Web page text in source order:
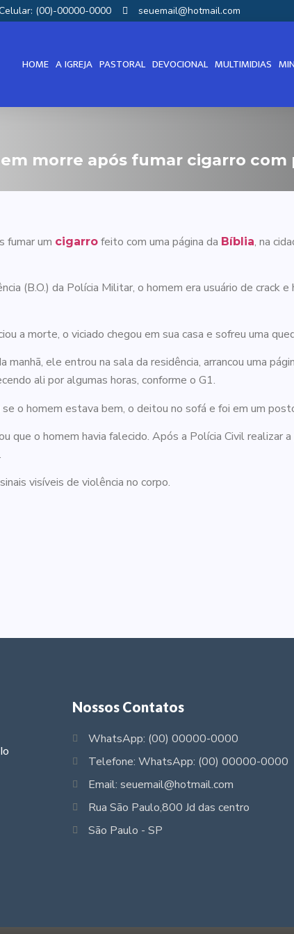
(00)-00000-0000 seuemail@hotmail.com
HOME A IGREJA PASTORAL DEVOCIONAL MULTIMIDIAS
morre após fumar cigarro com
fumar um cigarro feito com uma página da Bíblia, na
(B.O.) da Polícia Militar, o homem era usuário de crack
a morte, o viciado chegou em sua casa e sofreu uma
manhã, ele entrou na sala da residência, arrancou uma
ali por algumas horas, conforme o G1.
o homem estava bem, o deitou no sofá e foi em um
que o homem havia falecido. Após a Polícia Civil
visíveis de violência no corpo.
Nossos Contatos
WhatsApp: (00) 00000-0000
Telefone: WhatsApp: (00) 00000-0000
Email: seuemail@hotmail.com
Rua São Paulo,800 Jd das centro
São Paulo - SP